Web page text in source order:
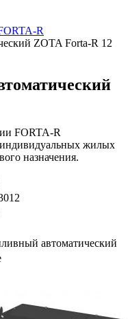
R
ZOTA Forta-R 12
FORTA-R
индивидуальных жилых
назначения.
автоматический